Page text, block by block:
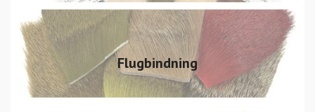
Flugbindning